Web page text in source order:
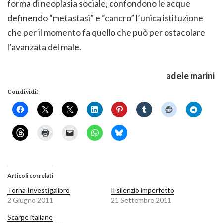
forma di neoplasia sociale, confondono le acque
definendo “metastasi” e “cancro” l’unica istituzione
che per il momento fa quello che può per ostacolare
l’avanzata del male.
adele marini
Condividi:
Articoli correlati
Torna Investigalibro
2 Giugno 2011
Il silenzio imperfetto
21 Settembre 2011
Scarpe italiane